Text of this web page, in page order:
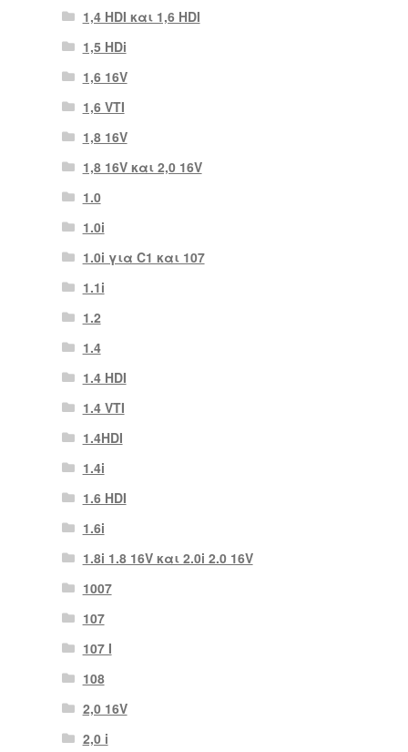
1,4 HDI και 1,6 HDI
1,5 HDi
1,6 16V
1,6 VTI
1,8 16V
1,8 16V και 2,0 16V
1.0
1.0i
1.0i για C1 και 107
1.1i
1.2
1.4
1.4 HDI
1.4 VTI
1.4HDI
1.4i
1.6 HDI
1.6i
1.8i 1.8 16V και 2.0i 2.0 16V
1007
107
107 Ι
108
2,0 16V
2,0 i